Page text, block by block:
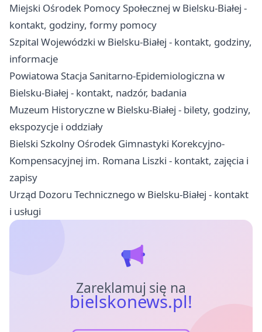
Miejski Ośrodek Pomocy Społecznej w Bielsku-Białej -
kontakt, godziny, formy pomocy
Szpital Wojewódzki w Bielsku-Białej - kontakt, godziny,
informacje
Powiatowa Stacja Sanitarno-Epidemiologiczna w
Bielsku-Białej - kontakt, nadzór, badania
Muzeum Historyczne w Bielsku-Białej - bilety, godziny,
ekspozycje i oddziały
Bielski Szkolny Ośrodek Gimnastyki Korekcyjno-
Kompensacyjnej im. Romana Liszki - kontakt, zajęcia i
zapisy
Urząd Dozoru Technicznego w Bielsku-Białej - kontakt
i usługi
Zareklamuj się na
bielskonews.pl!